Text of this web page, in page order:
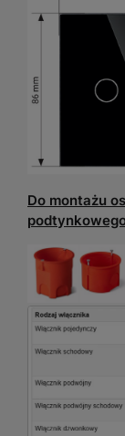
Do montażu